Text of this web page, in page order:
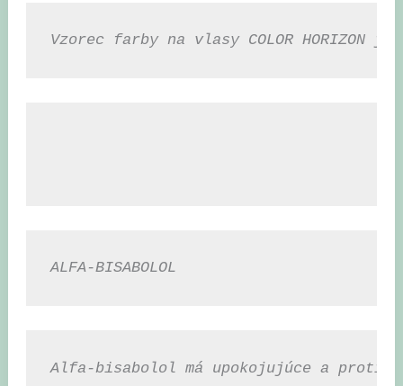
Vzorec farby na vlasy COLOR
ALFA-BISABOLOL
Alfa-bisabolol má upokojujúce a